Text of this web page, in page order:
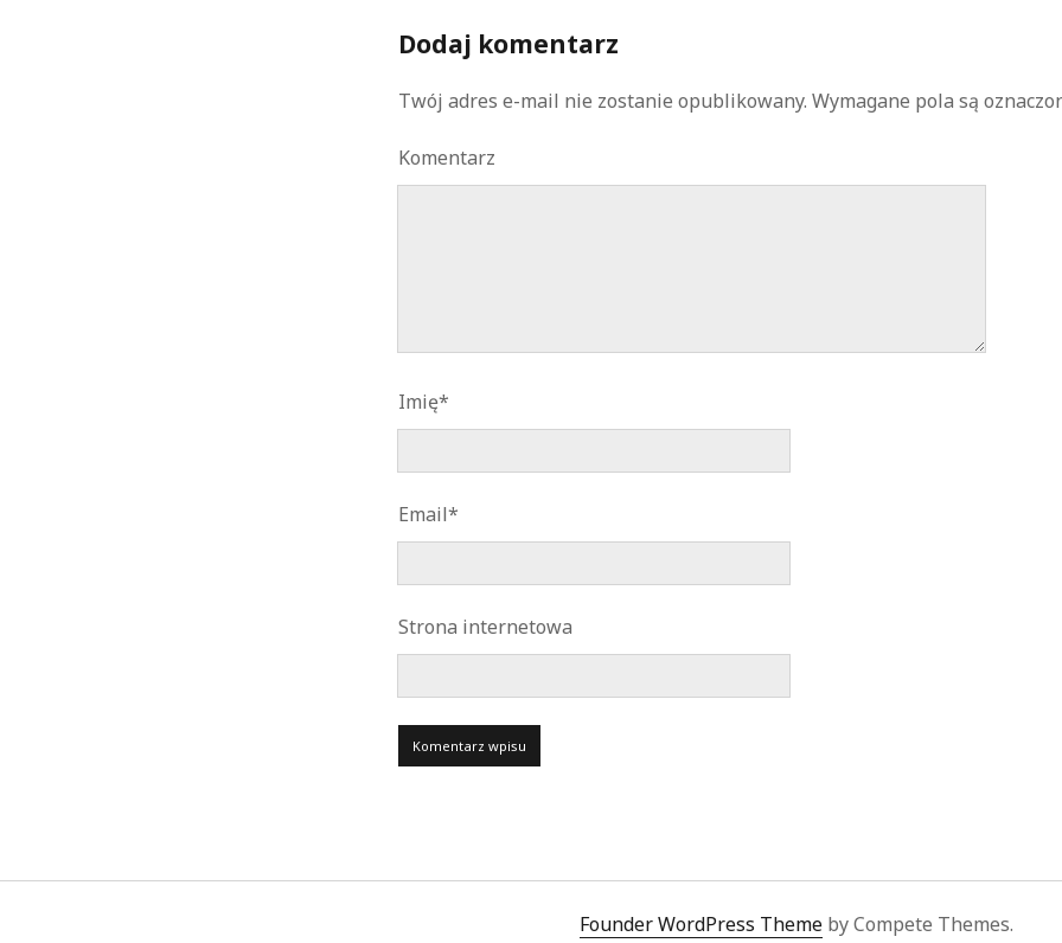
Dodaj komentarz
Twój adres e-mail nie zostanie opublikowany. Wymagane pola są
Komentarz
Imię*
Email*
Strona internetowa
Founder WordPress Theme by Compete Themes.